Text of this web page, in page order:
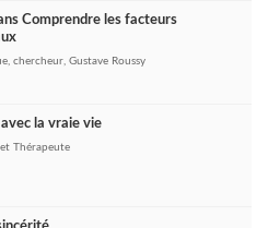
Comprendre les facteurs
chercheur, Gustave Roussy
la vraie vie
Thérapeute